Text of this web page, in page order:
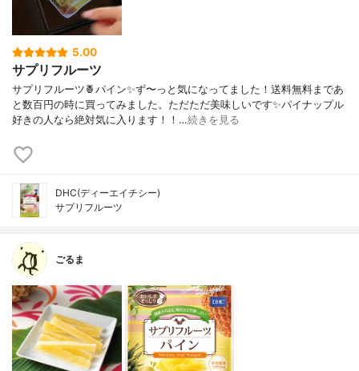
5.00
サプリフルーツ
サプリフルーツ🍍パイン✨ず〜っと気になってました！送料無料まであ
と数百円の時に買ってみました。ただただ美味しいです✨パイナップル
好きの人なら絶対気に入ります！！…続きを見る
DHC(ディーエイチシー)
サプリフルーツ
ごるま